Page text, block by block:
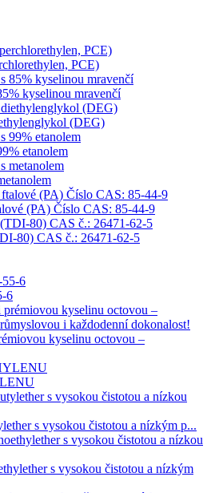
PCE)
kyselinou mravenčí
(DEG)
etanolem
(PA) Číslo CAS: 85-44-9
80) CAS č.: 26471-62-5
6
kyselinu octovou –
s vysokou čistotou a nízkým p...
s vysokou čistotou a nízkým